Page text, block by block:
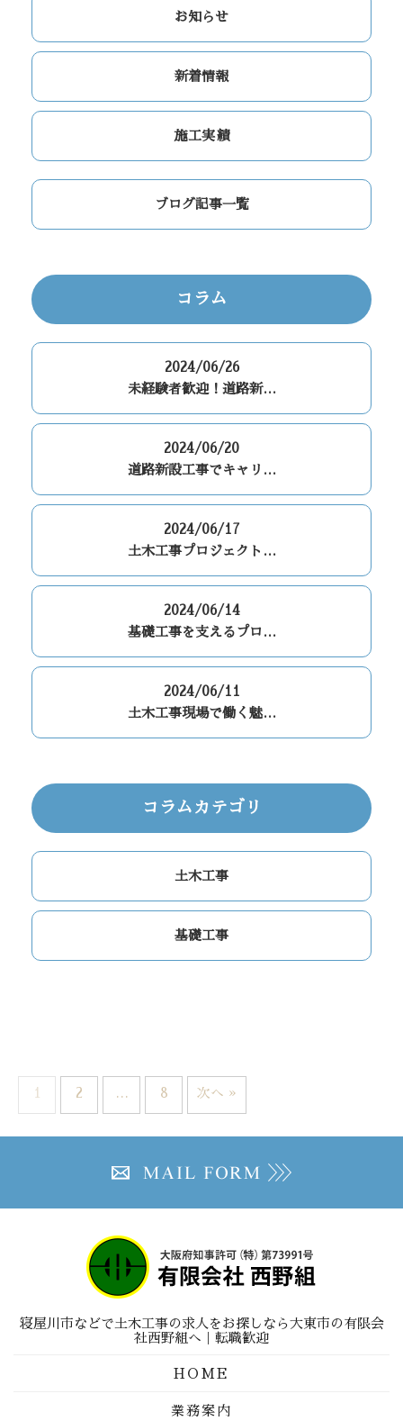
お知らせ
新着情報
施工実績
ブログ記事一覧
コラム
2024/06/26
未経験者歓迎！道路新…
2024/06/20
道路新設工事でキャリ…
2024/06/17
土木工事プロジェクト…
2024/06/14
基礎工事を支えるプロ…
2024/06/11
土木工事現場で働く魅…
コラムカテゴリ
土木工事
基礎工事
1 2 … 8 次へ »
寝屋川市などで土木工事の求人をお探しなら大東市の有限会
社西野組へ｜転職歓迎
HOME
業務案内